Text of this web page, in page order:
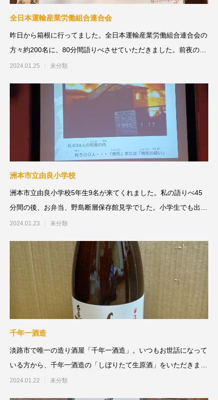
全日本運輸産業労働組合連合会
昨日から箱根に行ってました。全日本運輸産業労働組合連合会の
方々約200名に、80分間語りべさせていただきました。前夜の懇
親会にも参加
2024.01.25 未分類
洲本市立由良小学校
洲本市立由良小学校5年生9名が来てくれました。私の語りべ45
分間の後、お弁当、野島断層保存館見学でした。小学生でも出来
ること、小学生
2024.01.23 未分類
千年一酒造
淡路市で唯一の造り酒屋「千年一酒造」。いつもお世話になって
いる方から、千年一酒造の「しぼりたて生原酒」をいただきまし
た。アルコール度
2024.01.22 未分類